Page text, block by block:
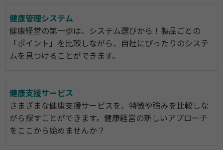
健康管理システム
健康経営の第一歩は、システム選びから！製品ごとの
「ポイント」を比較しながら、自社にぴったりのシステ
ムを見つけることができます。
健康支援サービス
さまざまな健康支援サービスを、特徴や強みを比較しな
がら探すことができます。健康経営の新しいアプローチ
をここから始めませんか？